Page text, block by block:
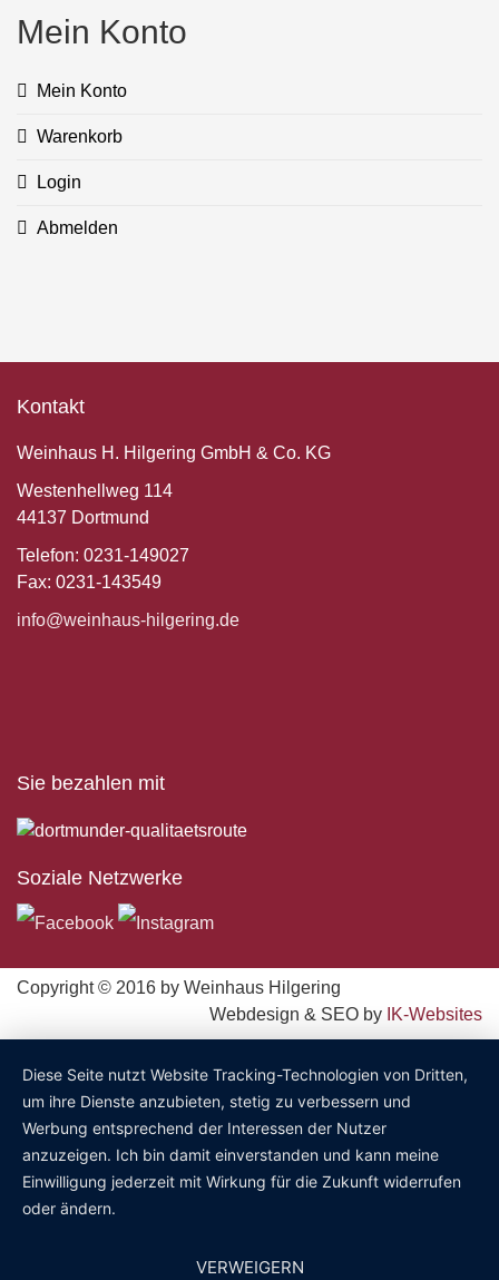
Mein Konto
Mein Konto
Warenkorb
Login
Abmelden
Kontakt
Weinhaus H. Hilgering GmbH & Co. KG
Westenhellweg 114
44137 Dortmund
Telefon: 0231-149027
Fax: 0231-143549
info@weinhaus-hilgering.de
Sie bezahlen mit
Soziale Netzwerke
Copyright © 2016 by Weinhaus Hilgering
Webdesign & SEO by IK-Websites
Diese Seite nutzt Website Tracking-Technologien von Dritten,
um ihre Dienste anzubieten, stetig zu verbessern und
Werbung entsprechend der Interessen der Nutzer
anzuzeigen. Ich bin damit einverstanden und kann meine
Einwilligung jederzeit mit Wirkung für die Zukunft widerrufen
oder ändern.
VERWEIGERN